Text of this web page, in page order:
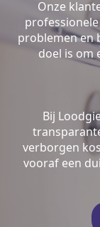
Onze
problemen en
doel is om
Bij
verborgen
vooraf een